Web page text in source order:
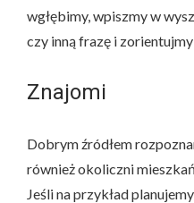
wgłębimy, wpiszmy w
czy inną frazę i
Znajomi
Dobrym źródłem
również okoliczni
Jeśli na przykład